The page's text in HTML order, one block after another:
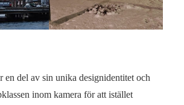
en del av sin unika designidentitet och
inom kamera för att istället